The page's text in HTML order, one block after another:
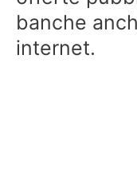
banche
internet.